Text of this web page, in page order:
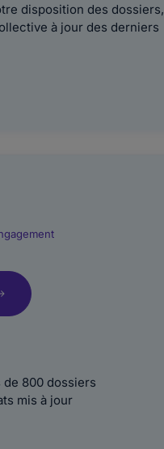
disposition des dossiers,
à jour des derniers
800 dossiers
mis à jour